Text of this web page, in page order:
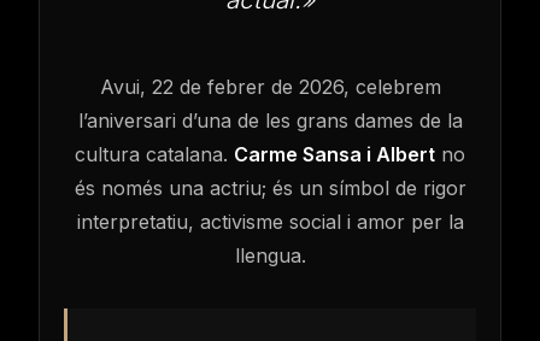
Avui, 22 de febrer de 2026, celebrem
l’aniversari d’una de les grans dames de la
cultura catalana. Carme Sansa i Albert no
és només una actriu; és un símbol de rigor
interpretatiu, activisme social i amor per la
llengua.